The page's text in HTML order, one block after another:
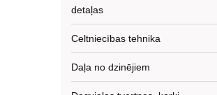
detaļas
Celtniecības tehnika
Daļa no dzinējiem